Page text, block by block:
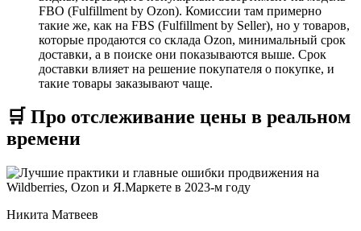
FBO (Fulfillment by Ozon). Комиссии там примерно
такие же, как на FBS (Fulfillment by Seller), но у товаров,
которые продаются со склада Ozon, минимальный срок
доставки, а в поиске они показываются выше. Срок
доставки влияет на решение покупателя о покупке, и
такие товары заказывают чаще.
🛒 Про отслеживание цены в реальном
времени
Никита Матвеев